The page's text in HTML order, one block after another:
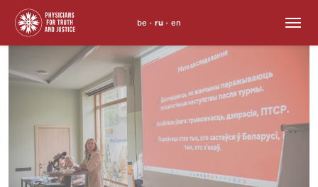
to
content
be • ru • en